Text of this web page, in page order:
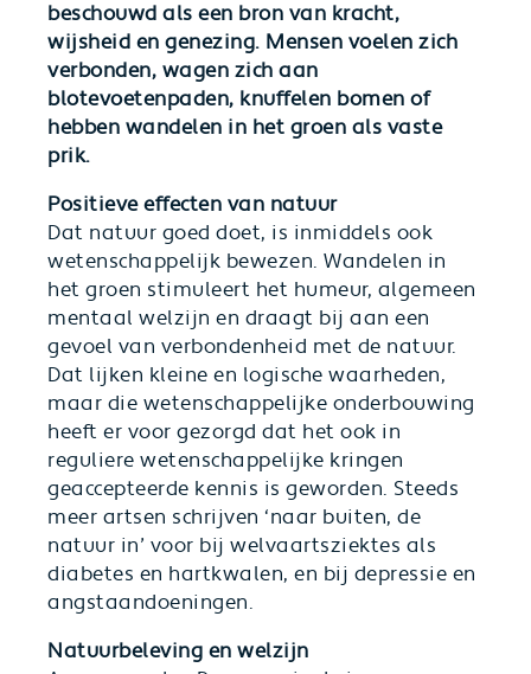
beschouwd als een bron van kracht,
wijsheid en genezing. Mensen voelen zich
verbonden, wagen zich aan
blotevoetenpaden, knuffelen bomen of
hebben wandelen in het groen als vaste
prik.
Positieve effecten van natuur
Dat natuur goed doet, is inmiddels ook
wetenschappelijk bewezen. Wandelen in
het groen stimuleert het humeur, algemeen
mentaal welzijn en draagt bij aan een
gevoel van verbondenheid met de natuur.
Dat lijken kleine en logische waarheden,
maar die wetenschappelijke onderbouwing
heeft er voor gezorgd dat het ook in
reguliere wetenschappelijke kringen
geaccepteerde kennis is geworden. Steeds
meer artsen schrijven ‘naar buiten, de
natuur in’ voor bij welvaartsziektes als
diabetes en hartkwalen, en bij depressie en
angstaandoeningen.
Natuurbeleving en welzijn